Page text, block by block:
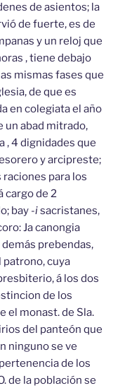
de asientos; la
de fuerte, es de
y un reloj que
, tiene debajo
mismas fases que
de que es
en colegiata el año
un abad mitrado,
, 4 dignidades que
y arcipreste;
raciones para los
cargo de 2
bay -isacristanes,
Ja canongia
prebendas,
patrono, cuya
á los dos
de los
el monast. de Sla.
del panteón que
ninguno se ve
de los
de la población se